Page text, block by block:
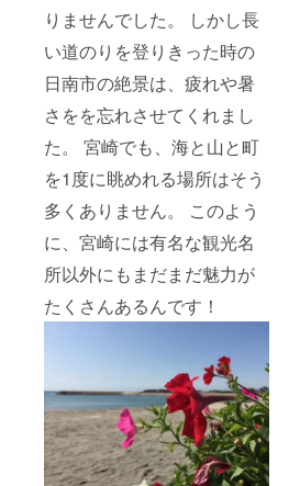
りませんでした。 しかし長
い道のりを登りきった時の
日南市の絶景は、疲れや暑
さをを忘れさせてくれまし
た。 宮崎でも、海と山と町
を1度に眺めれる場所はそう
多くありません。 このよう
に、宮崎には有名な観光名
所以外にもまだまだ魅力が
たくさんあるんです！